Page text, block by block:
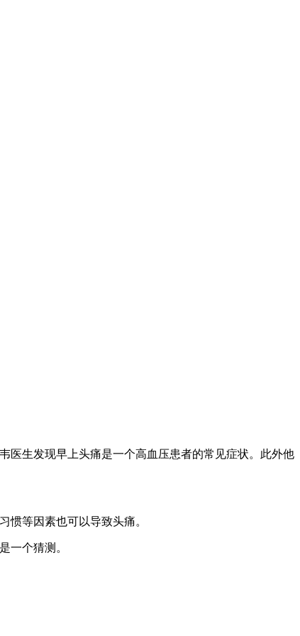
医生发现早上头痛是一个高血压患者的常见症状。此外他
惯等因素也可以导致头痛。
一个猜测。